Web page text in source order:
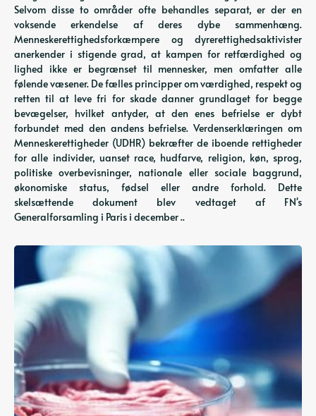
Selvom disse to områder ofte behandles separat, er der en
voksende erkendelse af deres dybe sammenhæng.
Menneskerettighedsforkæmpere og dyrerettighedsaktivister
anerkender i stigende grad, at kampen for retfærdighed og
lighed ikke er begrænset til mennesker, men omfatter alle
følende væsener. De fælles principper om værdighed, respekt og
retten til at leve fri for skade danner grundlaget for begge
bevægelser, hvilket antyder, at den enes befrielse er dybt
forbundet med den andens befrielse. Verdenserklæringen om
Menneskerettigheder (UDHR) bekræfter de iboende rettigheder
for alle individer, uanset race, hudfarve, religion, køn, sprog,
politiske overbevisninger, nationale eller sociale baggrund,
økonomiske status, fødsel eller andre forhold. Dette
skelsættende dokument blev vedtaget af FN's
Generalforsamling i Paris i december ..